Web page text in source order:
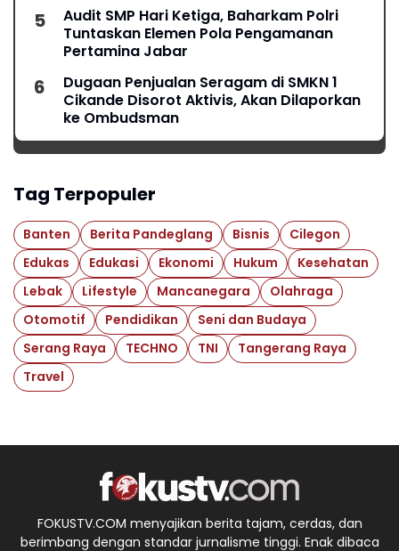
Audit SMP Hari Ketiga, Baharkam Polri
Tuntaskan Elemen Pola Pengamanan
Pertamina Jabar
Dugaan Penjualan Seragam di SMKN 1
Cikande Disorot Aktivis, Akan Dilaporkan
ke Ombudsman
Tag Terpopuler
Banten Berita Pandeglang Bisnis
Cilegon
Edukas
Edukasi Ekonomi Hukum
Kesehatan
Lebak
Lifestyle Mancanegara
Olahraga
Otomotif
Pendidikan
Seni dan Budaya
Serang Raya
TECHNO TNI
Tangerang Raya
Travel
FOKUSTV.COM menyajikan berita tajam, cerdas, dan
berimbang dengan standar jurnalisme tinggi. Enak dibaca